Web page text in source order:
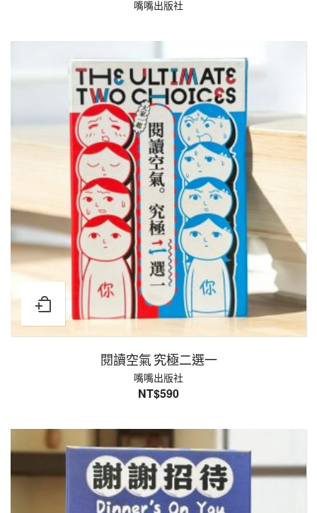
嘴嘴出版社
閱讀空氣 究極二選一
嘴嘴出版社
NT$590